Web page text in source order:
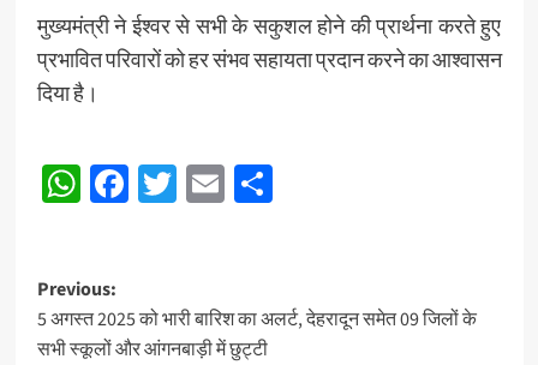
मुख्यमंत्री ने ईश्वर से सभी के सकुशल होने की प्रार्थना करते हुए
प्रभावित परिवारों को हर संभव सहायता प्रदान करने का आश्वासन
दिया है।
Post
Navigation
WhatsApp
Facebook
Twitter
EmailShare
Post
navigation
Previous:
5 अगस्त 2025 को भारी बारिश का अलर्ट, देहरादून समेत 09 जिलों के
सभी स्कूलों और आंगनबाड़ी में छुट्टी